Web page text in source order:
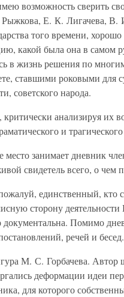
возможность сверить
Е. К. Лигачева, В.
того времени,
какой была она в самом
в жизнь решения по
ставшими роковыми для
советского народа.
анализируя их
и
место занимает дневник
свидетель всего, о чем
единственный, кто
сторону
документальна. Помимо
речей и бесед.
М. С. Горбачева. Автор
деформации идеи
для которого